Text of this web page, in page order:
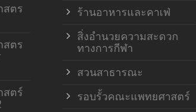
ตร
ตร
ตร์
ร้านอาหารและคาเฟ่
สิ่งอำนวยความสะดวก
ทางการกีฬา
สวนสาธารณะ
รอบรั้วคณะแพทยศาสตร์